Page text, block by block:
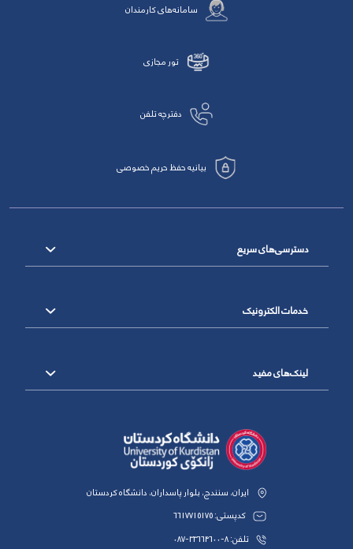
سامانه‌های کارمندان
تور مجازی
دفترچه تلفن
بیانیه حفظ حریم خصوصی
دسترسی‌های سریع
خدمات الکترونیک
لینک‌های مفید
ایران، سنندج، بلوار پاسداران، دانشگاه کردستان
کدپستی: 6617715175
تلفن: 8-33664600-087